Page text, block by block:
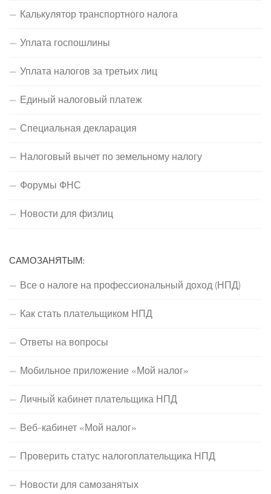
Калькулятор транспортного налога
Уплата госпошлины
Уплата налогов за третьих лиц
Единый налоговый платеж
Специальная декларация
Налоговый вычет по земельному налогу
Форумы ФНС
Новости для физлиц
САМОЗАНЯТЫМ:
Все о налоге на профессиональный доход (НПД)
Как стать плательщиком НПД
Ответы на вопросы
Мобильное приложение «Мой налог»
Личный кабинет плательщика НПД
Веб-кабинет «Мой налог»
Проверить статус налогоплательщика НПД
Новости для самозанятых